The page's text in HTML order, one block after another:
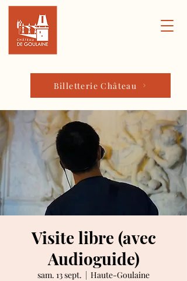
Billetterie Château
Visite libre (avec
Audioguide)
sam. 13 sept.
  |
Haute-Goulaine